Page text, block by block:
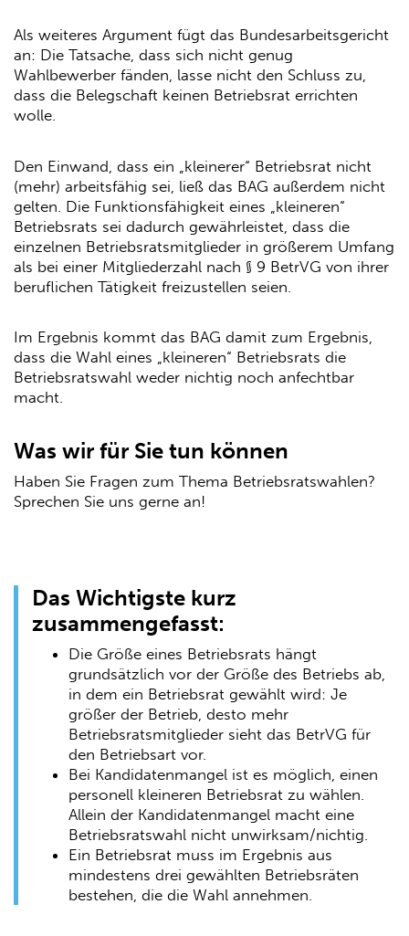
Als weiteres Argument fügt das Bundesarbeitsgericht
an: Die Tatsache, dass sich nicht genug
Wahlbewerber fänden, lasse nicht den Schluss zu,
dass die Belegschaft keinen Betriebsrat errichten
wolle.
Den Einwand, dass ein „kleinerer“ Betriebsrat nicht
(mehr) arbeitsfähig sei, ließ das BAG außerdem nicht
gelten. Die Funktionsfähigkeit eines „kleineren“
Betriebsrats sei dadurch gewährleistet, dass die
einzelnen Betriebsratsmitglieder in größerem Umfang
als bei einer Mitgliederzahl nach § 9 BetrVG von ihrer
beruflichen Tätigkeit freizustellen seien.
Im Ergebnis kommt das BAG damit zum Ergebnis,
dass die Wahl eines „kleineren“ Betriebsrats die
Betriebsratswahl weder nichtig noch anfechtbar
macht.
Was wir für Sie tun können
Haben Sie Fragen zum Thema Betriebsratswahlen?
Sprechen Sie uns gerne an!
Das Wichtigste kurz
zusammengefasst:
Die Größe eines Betriebsrats hängt
grundsätzlich vor der Größe des Betriebs ab,
in dem ein Betriebsrat gewählt wird: Je
größer der Betrieb, desto mehr
Betriebsratsmitglieder sieht das BetrVG für
den Betriebsart vor.
Bei Kandidatenmangel ist es möglich, einen
personell kleineren Betriebsrat zu wählen.
Allein der Kandidatenmangel macht eine
Betriebsratswahl nicht unwirksam/nichtig.
Ein Betriebsrat muss im Ergebnis aus
mindestens drei gewählten Betriebsräten
bestehen, die die Wahl annehmen.